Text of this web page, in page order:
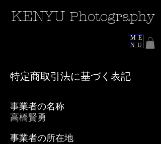
KENYU Photography
ME
NU
特定商取引法に基づく表記
事業者の名称
高橋賢勇
事業者の所在地